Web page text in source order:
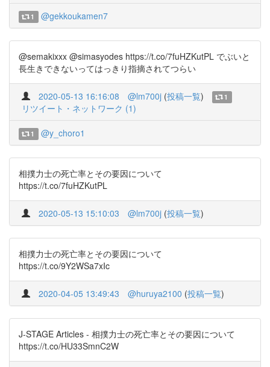
1 @gekkoukamen7
@semakixxx @simasyodes https://t.co/7fuHZKutPL でぶいと
長生きできないってはっきり指摘されてつらい
2020-05-13 16:16:08 @lm700j (投稿一覧) 1
リツイート・ネットワーク (1)
1 @y_choro1
相撲力士の死亡率とその要因について
https://t.co/7fuHZKutPL
2020-05-13 15:10:03 @lm700j (投稿一覧)
相撲力士の死亡率とその要因について
https://t.co/9Y2WSa7xIc
2020-04-05 13:49:43 @huruya2100 (投稿一覧)
J-STAGE Articles - 相撲力士の死亡率とその要因について
https://t.co/HU33SmnC2W